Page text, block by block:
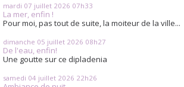
mardi 07 juillet 2026 07h33
La mer, enfin !
Pour moi, pas tout de suite, la moiteur de la ville...
dimanche 05 juillet 2026 08h27
De l'eau, enfin!
Une goutte sur ce dipladenia
samedi 04 juillet 2026 22h26